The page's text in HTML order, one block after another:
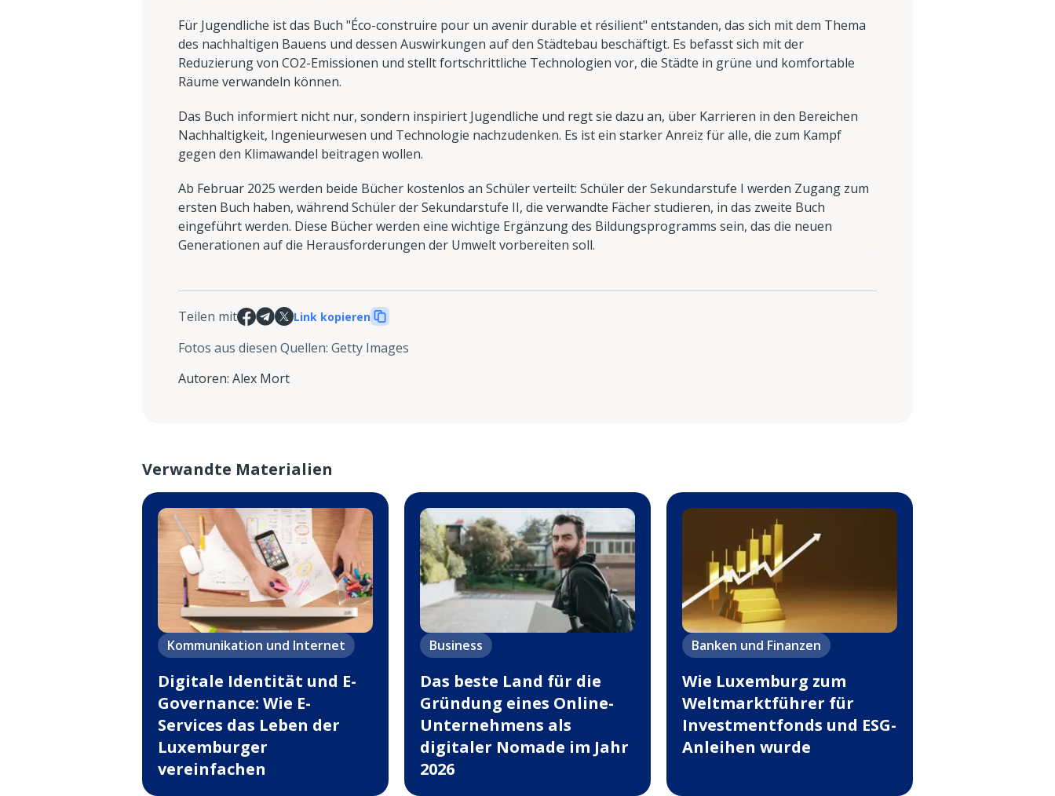
Für Jugendliche ist das Buch "Éco-construire pour un avenir durable et résilient" entstanden, das sich mit dem Thema
des nachhaltigen Bauens und dessen Auswirkungen auf den Städtebau beschäftigt. Es befasst sich mit der
Reduzierung von CO2-Emissionen und stellt fortschrittliche Technologien vor, die Städte in grüne und komfortable
Räume verwandeln können.
Das Buch informiert nicht nur, sondern inspiriert Jugendliche und regt sie dazu an, über Karrieren in den Bereichen
Nachhaltigkeit, Ingenieurwesen und Technologie nachzudenken. Es ist ein starker Anreiz für alle, die zum Kampf
gegen den Klimawandel beitragen wollen.
Ab Februar 2025 werden beide Bücher kostenlos an Schüler verteilt: Schüler der Sekundarstufe I werden Zugang zum
ersten Buch haben, während Schüler der Sekundarstufe II, die verwandte Fächer studieren, in das zweite Buch
eingeführt werden. Diese Bücher werden eine wichtige Ergänzung des Bildungsprogramms sein, das die neuen
Generationen auf die Herausforderungen der Umwelt vorbereiten soll.
Teilen mit Link kopieren
Fotos aus diesen Quellen: Getty Images
Autoren: Alex Mort
Verwandte Materialien
Kommunikation und Internet
Digitale Identität und E-
Governance: Wie E-
Services das Leben der
Luxemburger
vereinfachen
Business
Das beste Land für die
Gründung eines Online-
Unternehmens als
digitaler Nomade im Jahr
2026
Banken und Finanzen
Wie Luxemburg zum
Weltmarktführer für
Investmentfonds und ESG-
Anleihen wurde